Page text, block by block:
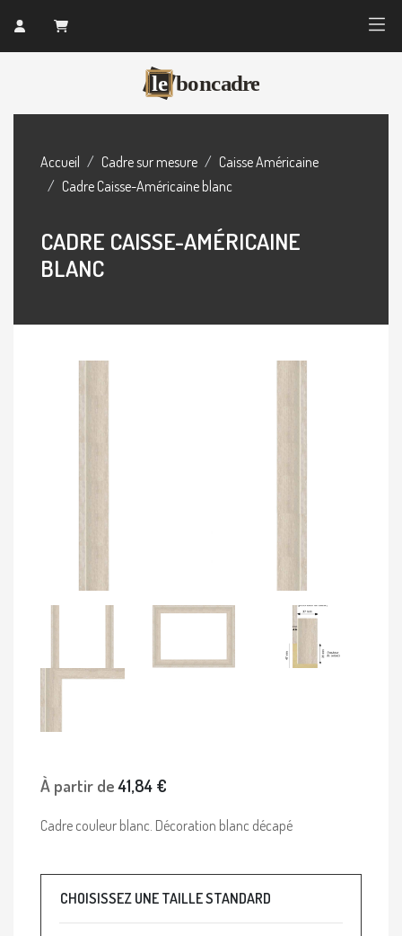
Accueil Cadre sur mesure
Caisse Américaine
Cadre Caisse-Américaine blanc
CADRE CAISSE-AMÉRICAINE
BLANC
À partir de41,84 €
Cadre couleur blanc. Décoration blanc décapé
CHOISISSEZ UNE TAILLE STANDARD